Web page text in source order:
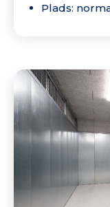
Plads: